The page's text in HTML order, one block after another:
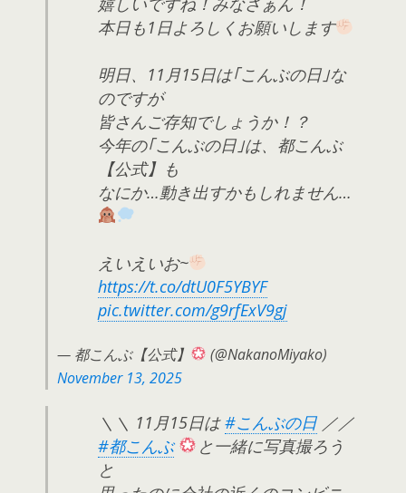
本日も1日よろしくお願いします
明日、11月15日は｢こんぶの日｣な
のですが
皆さんご存知でしょうか！？
今年の｢こんぶの日｣は、都こんぶ
【公式】も
なにか…動き出すかもしれません…
えいえいお~
https://t.co/dtU0F5YBYF
pic.twitter.com/g9rfExV9gj
— 都こんぶ【公式】
(@NakanoMiyako)
November 13, 2025
＼＼ 11月15日は#こんぶの日／／
#都こんぶ
と一緒に写真撮ろう
と